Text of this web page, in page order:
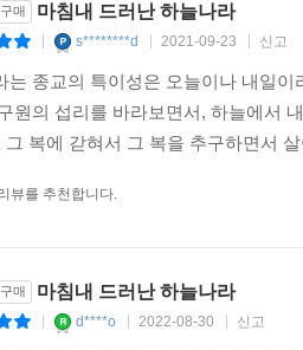
구매 마침내 드러난 하늘나라
s********d 2021-09-23 신고
는 종교의 특이성은 오늘이나 내일
원의 섭리를 바라보면서, 하늘에서
그 복에 갇혀서 그 복을 추구하면서
뷰를 추천합니다.
구매 마침내 드러난 하늘나라
d****o 2022-08-30 신고